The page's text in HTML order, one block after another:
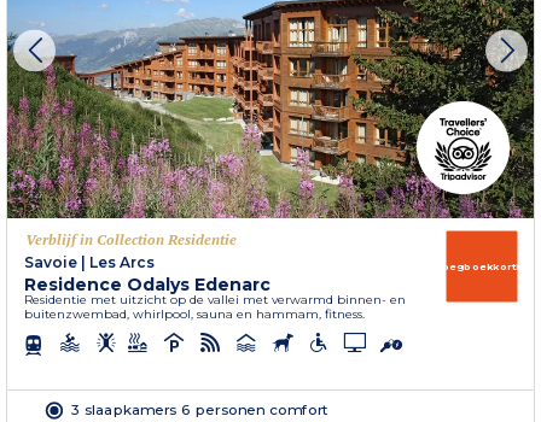
Verblijf in Collection Residentie
Savoie
Les Arcs
Residence Odalys Edenarc
Residentie met uitzicht op de vallei met verwarmd binnen- en
buitenzwembad, whirlpool, sauna en hammam, fitness.
Vroegboekkorting
3 slaapkamers 6 personen comfort